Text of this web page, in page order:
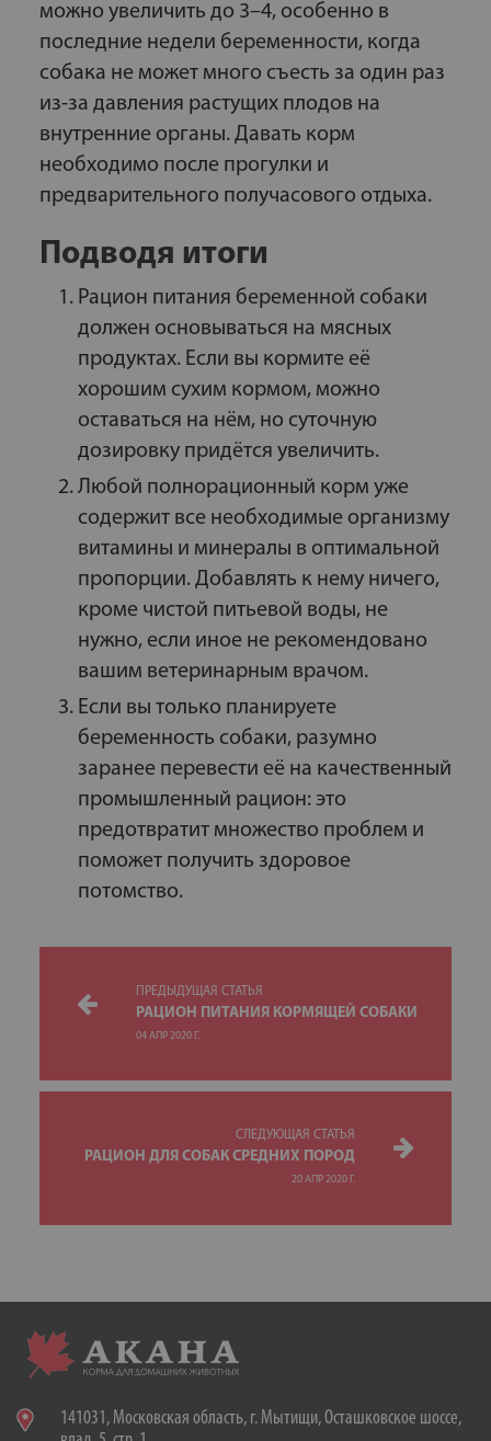
можно увеличить до 3–4, особенно в
последние недели беременности, когда
собака не может много съесть за один раз
из-за давления растущих плодов на
внутренние органы. Давать корм
необходимо после прогулки и
предварительного получасового отдыха.
Подводя итоги
Рацион питания беременной собаки
должен основываться на мясных
продуктах. Если вы кормите её
хорошим сухим кормом, можно
оставаться на нём, но суточную
дозировку придётся увеличить.
Любой полнорационный корм уже
содержит все необходимые организму
витамины и минералы в оптимальной
пропорции. Добавлять к нему ничего,
кроме чистой питьевой воды, не
нужно, если иное не рекомендовано
вашим ветеринарным врачом.
Если вы только планируете
беременность собаки, разумно
заранее перевести её на качественный
промышленный рацион: это
предотвратит множество проблем и
поможет получить здоровое
потомство.
ПРЕДЫДУЩАЯ СТАТЬЯ
РАЦИОН ПИТАНИЯ КОРМЯЩЕЙ СОБАКИ
04 АПР 2020 Г.
СЛЕДУЮЩАЯ СТАТЬЯ
РАЦИОН ДЛЯ СОБАК СРЕДНИХ ПОРОД
20 АПР 2020 Г.
141031, Московская область, г. Мытищи, Осташковское шоссе,